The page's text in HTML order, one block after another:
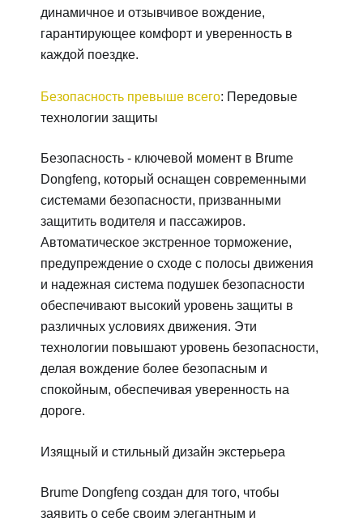
динамичное и отзывчивое вождение,
гарантирующее комфорт и уверенность в
каждой поездке.
Безопасность превыше всего: Передовые
технологии защиты
Безопасность - ключевой момент в Brume
Dongfeng, который оснащен современными
системами безопасности, призванными
защитить водителя и пассажиров.
Автоматическое экстренное торможение,
предупреждение о сходе с полосы движения
и надежная система подушек безопасности
обеспечивают высокий уровень защиты в
различных условиях движения. Эти
технологии повышают уровень безопасности,
делая вождение более безопасным и
спокойным, обеспечивая уверенность на
дороге.
Изящный и стильный дизайн экстерьера
Brume Dongfeng создан для того, чтобы
заявить о себе своим элегантным и